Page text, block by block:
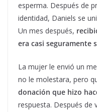
esperma. Después de
identidad, Daniels se
Un mes después,
era casi seguramente
La mujer le envió un
no le molestara, pero
donación que hizo
respuesta. Después